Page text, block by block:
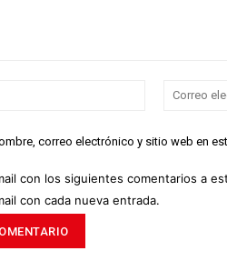
Nombre:*
correo electrónico y sitio web en
con los siguientes comentarios a
con cada nueva entrada.